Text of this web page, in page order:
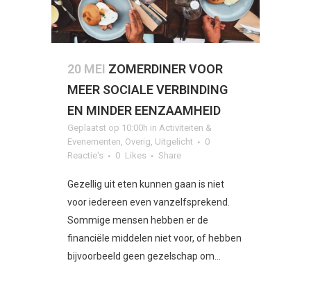
20 MEI ZOMERDINER VOOR
MEER SOCIALE VERBINDING
EN MINDER EENZAAMHEID
Geplaatst op 10:00h in Activiteiten &
Evenementen, Overig, Uitgelicht
0
Reactie's
0 Likes Share
Gezellig uit eten kunnen gaan is niet
voor iedereen even vanzelfsprekend.
Sommige mensen hebben er de
financiële middelen niet voor, of hebben
bijvoorbeeld geen gezelschap om...